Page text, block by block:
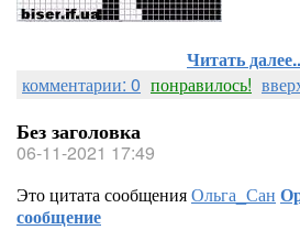
Читать
комментарии: 0 понравилось!
Без заголовка
06-11-2021 17:49
Это цитата сообщенияОльга_Сан
сообщение